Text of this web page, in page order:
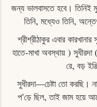
জন্য ভালবাসতে হবে।
তিনি, মধ্যেও তিনি,
শ্রীশ্রীঠাকুর এবার
হাতে-মাখা অবস্থায় )
রে, বড়
সুধীরদা—চেষ্টা তাে করছি।
প'ড়ে ছিল, তাই জাম হয়ে